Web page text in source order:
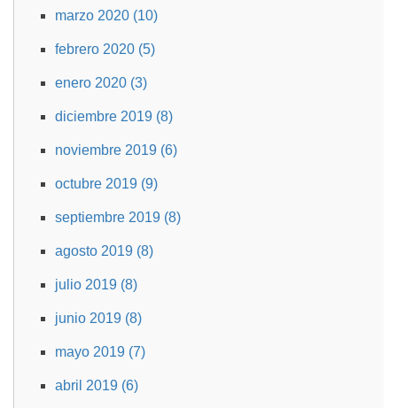
marzo 2020 (10)
febrero 2020 (5)
enero 2020 (3)
diciembre 2019 (8)
noviembre 2019 (6)
octubre 2019 (9)
septiembre 2019 (8)
agosto 2019 (8)
julio 2019 (8)
junio 2019 (8)
mayo 2019 (7)
abril 2019 (6)